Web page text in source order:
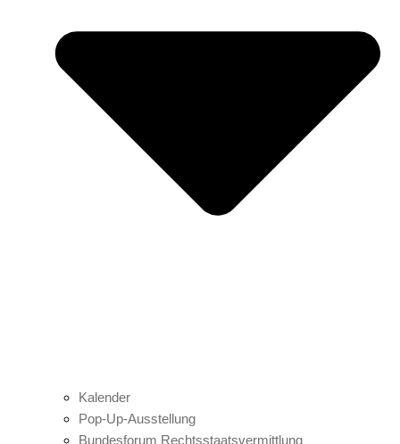
Kalender
Pop-Up-Ausstellung
Bundesforum Rechtsstaatsvermittlung